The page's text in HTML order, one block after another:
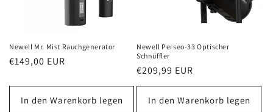
Newell Mr. Mist Rauchgenerator
Normaler
€149,00 EUR
In den Warenkorb legen
Newell Perseo-33 Optischer
Schnüffler
Normaler
Preis
€209,99 EUR
In den Warenkorb legen